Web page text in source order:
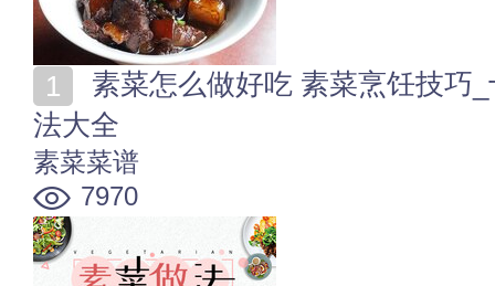
法大全
素菜菜谱
7970